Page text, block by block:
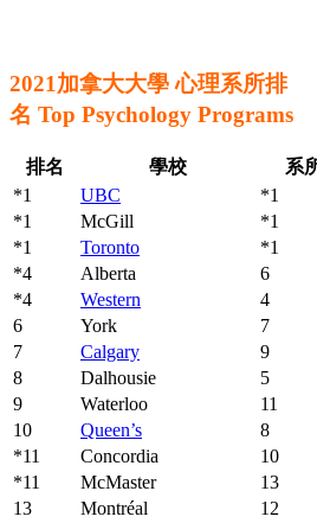
2021加拿大大學 心理系所排
名 Top Psychology Programs
排名 學校 系
*1
UBC *1
*1
McGill *1
*1
Toronto *1
*4
Alberta 6
*4
Western 4
6
York 7
7
Calgary 9
8
Dalhousie 5
9
Waterloo 11
10
Queen’s 8
*11
Concordia 10
*11
McMaster 13
13
Montréal 12